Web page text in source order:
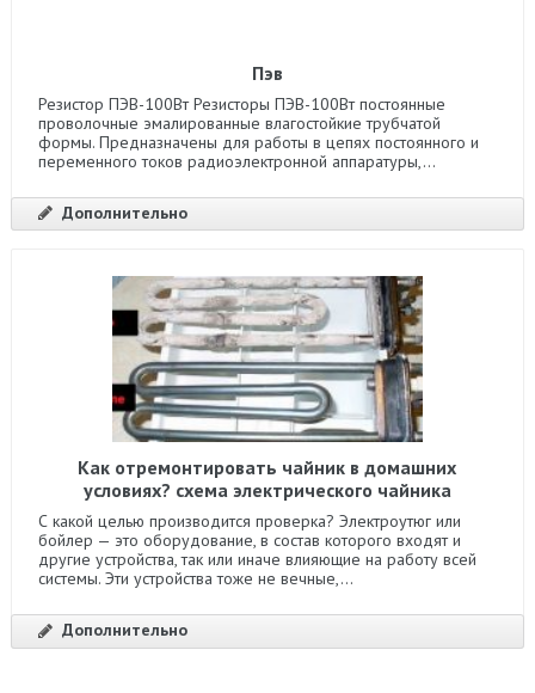
Пэв
Резистор ПЭВ-100Вт Резисторы ПЭВ-100Вт постоянные
проволочные эмалированные влагостойкие трубчатой
формы. Предназначены для работы в цепях постоянного и
переменного токов радиоэлектронной аппаратуры,...
Дополнительно
Как отремонтировать чайник в домашних
условиях? схема электрического чайника
С какой целью производится проверка? Электроутюг или
бойлер — это оборудование, в состав которого входят и
другие устройства, так или иначе влияющие на работу всей
системы. Эти устройства тоже не вечные,...
Дополнительно